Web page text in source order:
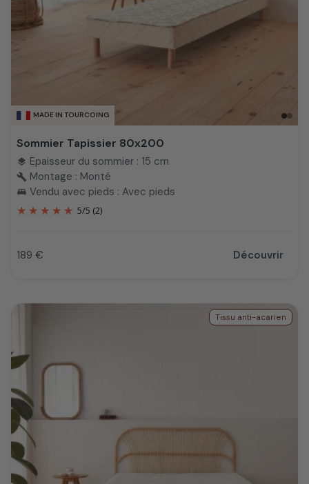
MADE IN TOURCOING
Sommier Tapissier 80x200
layers Epaisseur du sommier : 15 cm
build Montage : Monté
king_bed Vendu avec pieds : Avec pieds
5/5 (2)
Prix
189 € Découvrir
Tissu anti-acarien